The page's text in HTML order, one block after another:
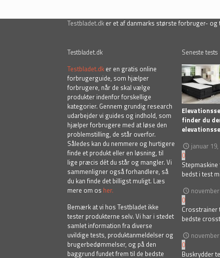
Testbladet.dk er et af danmarks største forbruger- og
Testbladet.dk
Testbladet.dk er en gratis online
forbrugerguide, som hjælper
forbrugere, når de skal vælge
produkter indenfor forskellige
kategorier. Gennem grundig research
udarbejder vi guides og indhold, som
hjælper forbrugere med at løse den
problemstilling, de står overfor.
Således kan du nemmere og hurtigere
finde et produkt eller en løsning, til
lige præcis dét du står og mangler. Vi
sammenligner også forhandlere, så
du kan finde det billigst muligt. Læs
mere om os her.
Bemærk at vi hos Testbladet ikke
tester produkterne selv. Vi har i stedet
samlet information fra diverse
uvildige tests, produktanmeldelser og
brugerbedømmelser, og på den
baggrund fundet frem til de bedste
Seneste tests
finder du
januar
0
bedst i test
0
Crosstrainer
bedste
0
Buskrydder